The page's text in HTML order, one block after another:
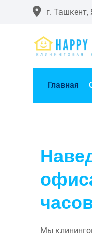
г.
Главная
Мы